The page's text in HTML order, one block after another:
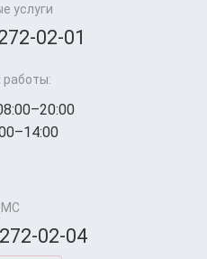
услуги
02-01
02-04